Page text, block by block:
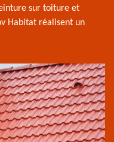
sur toiture et
Habitat réalisent un